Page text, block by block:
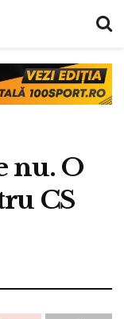
nu. O
CS